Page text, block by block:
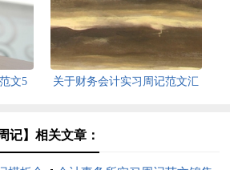
文5
关于财务会计实习周记范文汇
记】相关文章：